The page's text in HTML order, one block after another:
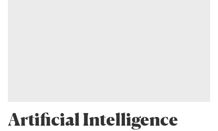
Artificial Intelligence